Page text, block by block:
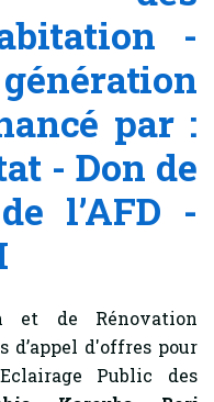
-
par :
- Don de
l’AFD -
et de Rénovation
d’appel d'offres pour
Public des